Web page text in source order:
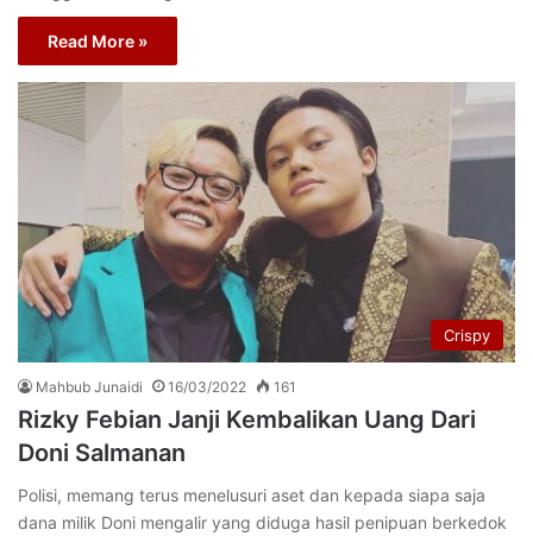
Read More »
Crispy
Mahbub Junaidi 16/03/2022 161
Rizky Febian Janji Kembalikan Uang Dari
Doni Salmanan
Polisi, memang terus menelusuri aset dan kepada siapa saja
dana milik Doni mengalir yang diduga hasil penipuan berkedok